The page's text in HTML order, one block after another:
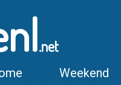
.net
Weekend